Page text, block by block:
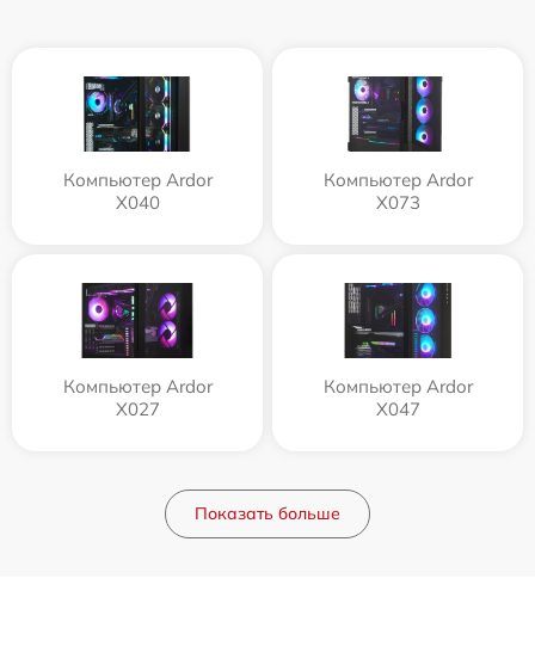
Компьютер Ardor
X040
Компьютер Ardor
X073
Компьютер Ardor
X027
Компьютер Ardor
X047
Показать больше